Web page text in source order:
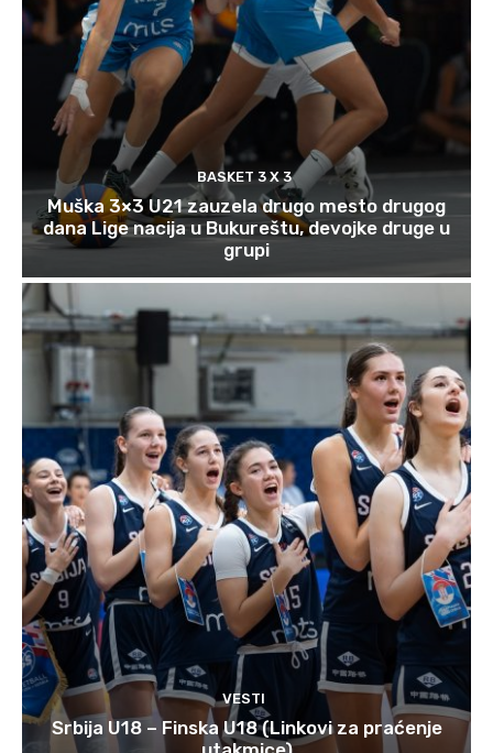
BASKET 3 X 3
Muška 3×3 U21 zauzela drugo mesto drugog
dana Lige nacija u Bukureštu, devojke druge u
grupi
VESTI
Srbija U18 – Finska U18 (Linkovi za praćenje